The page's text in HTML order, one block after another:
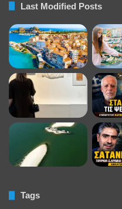
Last Modified Posts
Tags